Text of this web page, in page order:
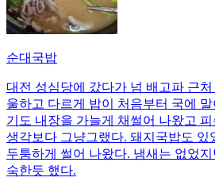
순대국밥
대전 성심당에 갔다가 넘 배고파 근
울하고 다르게 밥이 처음부터 국에
기도 내장을 가늘게 채썰어 나왔고
생각보다 그냥그랬다. 돼지국밥도 있
두툼하게 썰어 나왔다. 냄새는 없었
숙한듯 했다.